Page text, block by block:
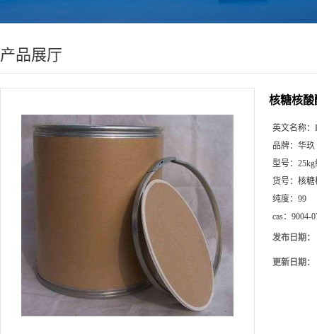
产品展厅
核糖核
英文名称：
品牌： 华玖
型号：
货号： 核糖
纯度： 99
cas： 9004-
发布日期：
更新日期：